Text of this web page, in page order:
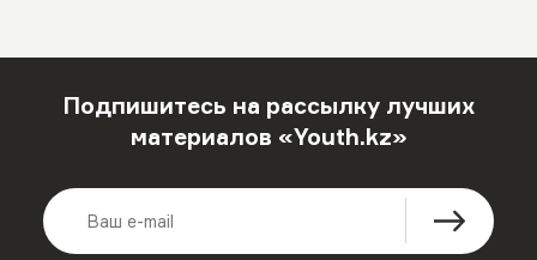
Подпишитесь на рассылку лучших
материалов «Youth.kz»